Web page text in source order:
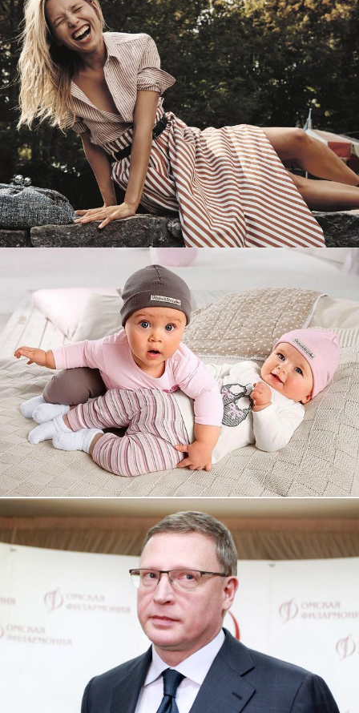
Имиджевый сайт для сети магазинов
Soho Project
Смотреть проект
Увеличили выручку интернет-
магазину topdatop.ru на 25%!
Смотреть проект
Сайт кандидата в губернаторы
Буркова Александра Леонидовича
Смотреть проект